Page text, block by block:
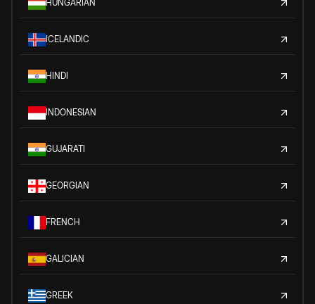
HUNGARIAN
ICELANDIC
HINDI
INDONESIAN
GUJARATI
GEORGIAN
FRENCH
GALICIAN
GREEK